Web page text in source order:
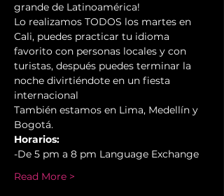
grande de Latinoamérica!
Lo realizamos TODOS los martes en
Cali, puedes practicar tu idioma
favorito con personas locales y con
turistas, después puedes terminar la
noche divirtiéndote en un fiesta
internacional
También estamos en Lima, Medellín y
Bogotá.
Horarios:
-De 5 pm a 8 pm Language Exchange
Read More >